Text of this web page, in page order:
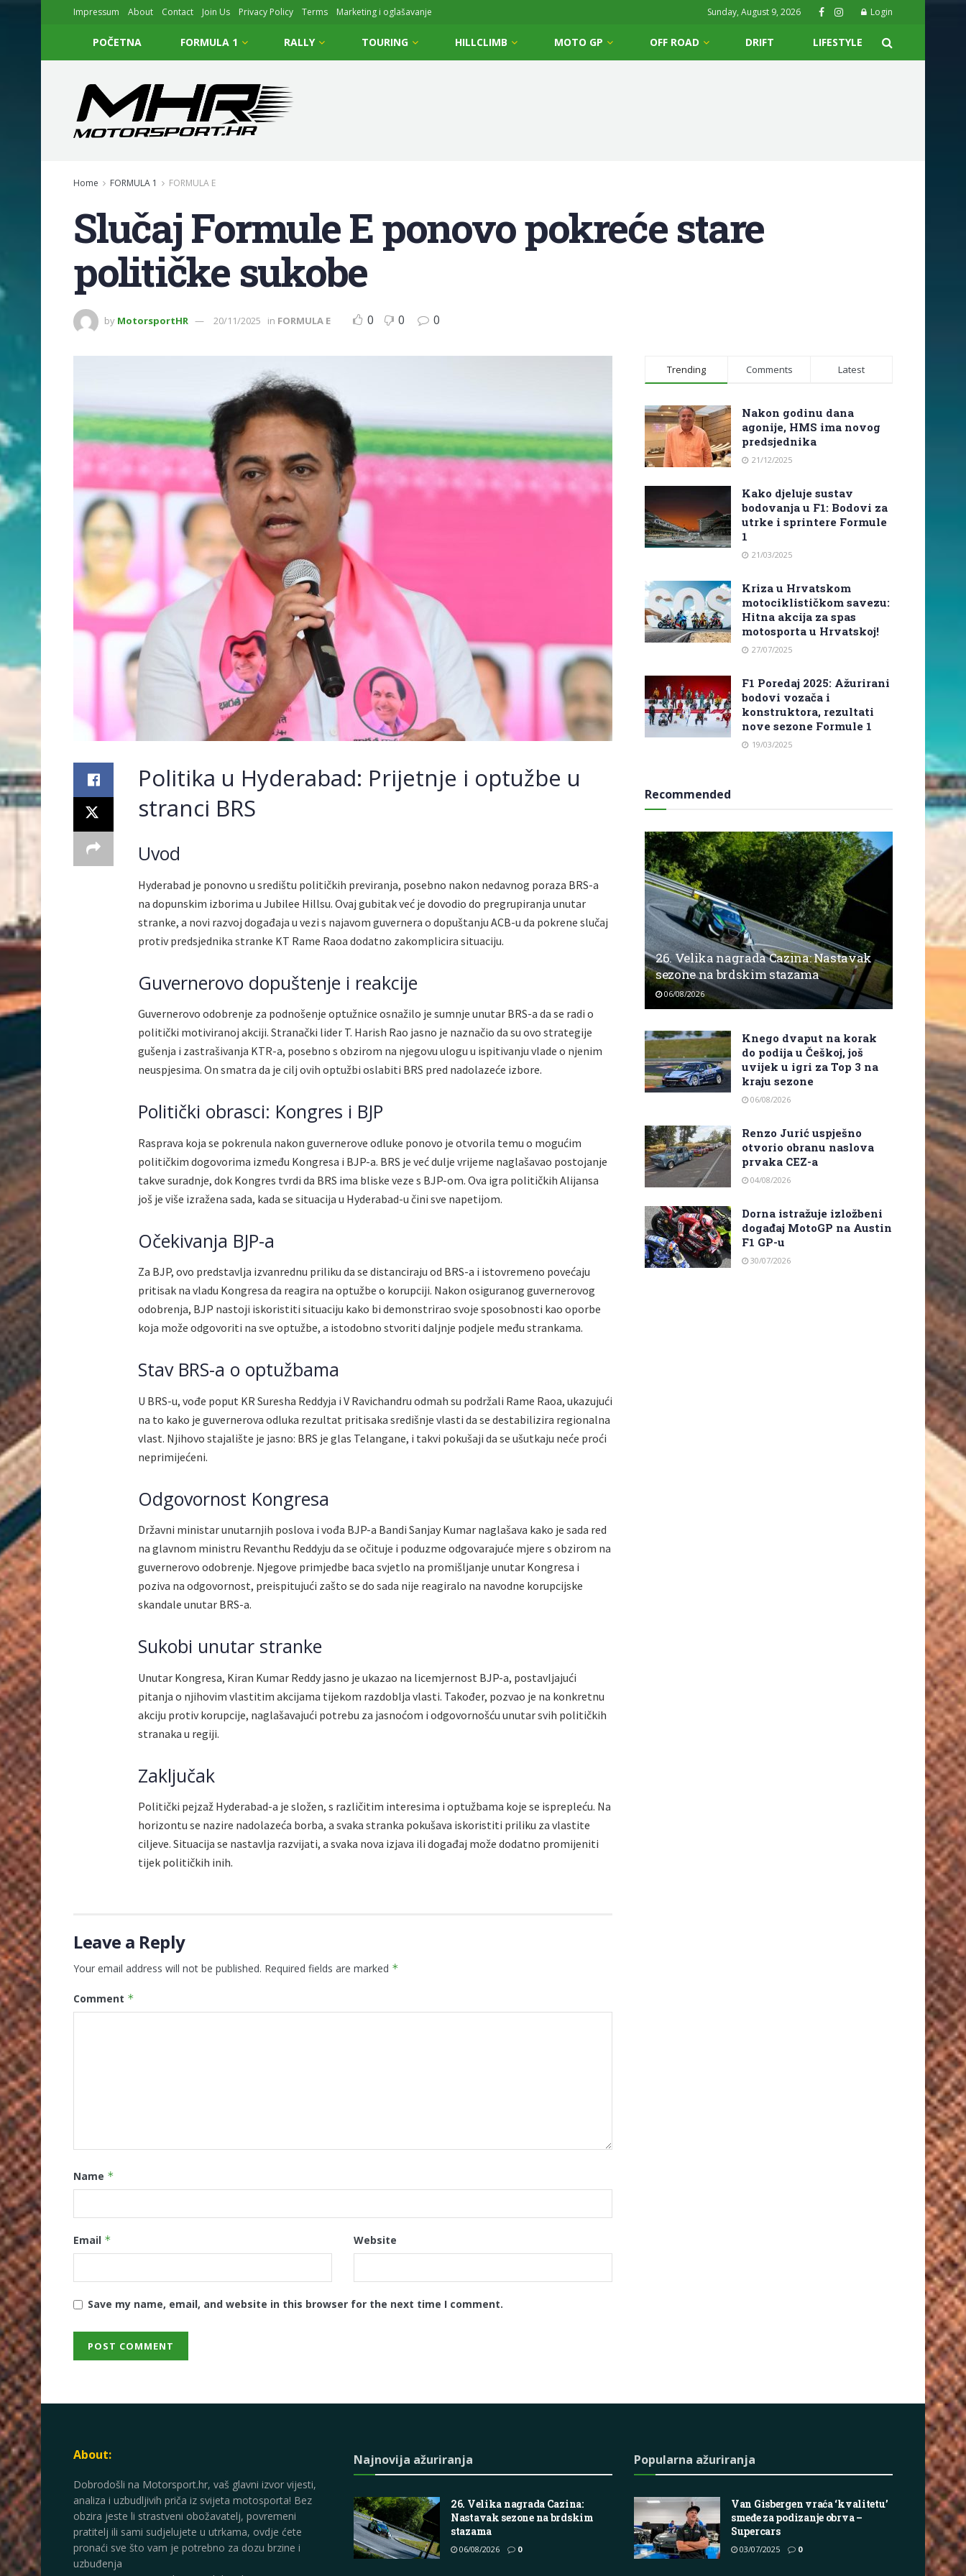
Impressum About Contact Join Us Privacy Policy Terms Marketing i oglašavanje Sunday, August 9, 2026 Login
POČETNA FORMULA 1 RALLY TOURING HILLCLIMB MOTO GP OFF ROAD DRIFT LIFESTYLE
Home FORMULA 1 FORMULA E
Slučaj Formule E ponovo pokreće stare
političke sukobe
by MotorsportHR 20/11/2025 in FORMULA E 0 0 0
Politika u Hyderabad: Prijetnje i optužbe u
stranci BRS
Uvod
Hyderabad je ponovno u središtu političkih previranja, posebno nakon nedavnog poraza BRS-a
na dopunskim izborima u Jubilee Hillsu. Ovaj gubitak već je dovodio do pregrupiranja unutar
stranke, a novi razvoj događaja u vezi s najavom guvernera o dopuštanju ACB-u da pokrene slučaj
protiv predsjednika stranke KT Rame Raoa dodatno zakomplicira situaciju.
Guvernerovo dopuštenje i reakcije
Guvernerovo odobrenje za podnošenje optužnice osnažilo je sumnje unutar BRS-a da se radi o
politički motiviranoj akciji. Stranački lider T. Harish Rao jasno je naznačio da su ovo strategije
gušenja i zastrašivanja KTR-a, posebno s obzirom na njegovu ulogu u ispitivanju vlade o njenim
neuspjesima. On smatra da je cilj ovih optužbi oslabiti BRS pred nadolazeće izbore.
Politički obrasci: Kongres i BJP
Rasprava koja se pokrenula nakon guvernerove odluke ponovo je otvorila temu o mogućim
političkim dogovorima između Kongresa i BJP-a. BRS je već dulje vrijeme naglašavao postojanje
takve suradnje, dok Kongres tvrdi da BRS ima bliske veze s BJP-om. Ova igra političkih Alijansa
još je više izražena sada, kada se situacija u Hyderabad-u čini sve napetijom.
Očekivanja BJP-a
Za BJP, ovo predstavlja izvanrednu priliku da se distanciraju od BRS-a i istovremeno povećaju
pritisak na vladu Kongresa da reagira na optužbe o korupciji. Nakon osiguranog guvernerovog
odobrenja, BJP nastoji iskoristiti situaciju kako bi demonstrirao svoje sposobnosti kao oporbe
koja može odgovoriti na sve optužbe, a istodobno stvoriti daljnje podjele među strankama.
Stav BRS-a o optužbama
U BRS-u, vođe poput KR Suresha Reddyja i V Ravichandru odmah su podržali Rame Raoa, ukazujući
na to kako je guvernerova odluka rezultat pritisaka središnje vlasti da se destabilizira regionalna
vlast. Njihovo stajalište je jasno: BRS je glas Telangane, i takvi pokušaji da se ušutkaju neće proći
neprimijećeni.
Odgovornost Kongresa
Državni ministar unutarnjih poslova i vođa BJP-a Bandi Sanjay Kumar naglašava kako je sada red
na glavnom ministru Revanthu Reddyju da se očituje i poduzme odgovarajuće mjere s obzirom na
guvernerovo odobrenje. Njegove primjedbe baca svjetlo na promišljanje unutar Kongresa i
poziva na odgovornost, preispitujući zašto se do sada nije reagiralo na navodne korupcijske
skandale unutar BRS-a.
Sukobi unutar stranke
Unutar Kongresa, Kiran Kumar Reddy jasno je ukazao na licemjernost BJP-a, postavljajući
pitanja o njihovim vlastitim akcijama tijekom razdoblja vlasti. Također, pozvao je na konkretnu
akciju protiv korupcije, naglašavajući potrebu za jasnoćom i odgovornošću unutar svih političkih
stranaka u regiji.
Zaključak
Politički pejzaž Hyderabad-a je složen, s različitim interesima i optužbama koje se isprepleću. Na
horizontu se nazire nadolazeća borba, a svaka stranka pokušava iskoristiti priliku za vlastite
ciljeve. Situacija se nastavlja razvijati, a svaka nova izjava ili događaj može dodatno promijeniti
tijek političkih inih.
Leave a Reply
Your email address will not be published. Required fields are marked *
Comment *
Name *
Email * Website
Save my name, email, and website in this browser for the next time I comment.
Trending Comments Latest
Nakon godinu dana
agonije, HMS ima novog
predsjednika
21/12/2025
Kako djeluje sustav
bodovanja u F1: Bodovi za
utrke i sprintere Formule
1
21/03/2025
Kriza u Hrvatskom
motociklističkom savezu:
Hitna akcija za spas
motosporta u Hrvatskoj!
27/07/2025
F1 Poredaj 2025: Ažurirani
bodovi vozača i
konstruktora, rezultati
nove sezone Formule 1
19/03/2025
Recommended
26. Velika nagrada Cazina: Nastavak
sezone na brdskim stazama
06/08/2026
Knego dvaput na korak
do podija u Češkoj, još
uvijek u igri za Top 3 na
kraju sezone
06/08/2026
Renzo Jurić uspješno
otvorio obranu naslova
prvaka CEZ-a
04/08/2026
Dorna istražuje izložbeni
događaj MotoGP na Austin
F1 GP-u
30/07/2026
About:
Dobrodošli na Motorsport.hr, vaš glavni izvor vijesti,
analiza i uzbudljivih priča iz svijeta motosporta! Bez
obzira jeste li strastveni obožavatelj, povremeni
pratitelj ili sami sudjelujete u utrkama, ovdje ćete
pronaći sve što vam je potrebno za dozu brzine i
uzbuđenja
Najnovija ažuriranja
26. Velika nagrada Cazina:
Nastavak sezone na brdskim
stazama
06/08/2026 0
Popularna ažuriranja
Van Gisbergen vraća ‘kvalitetu’
smeđe za podizanje obrva –
Supercars
03/07/2025 0